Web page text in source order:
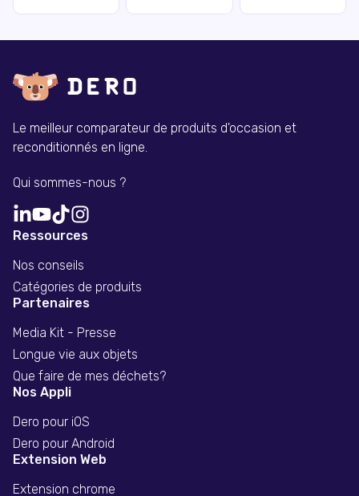
Le meilleur comparateur de produits d'occasion et
reconditionnés en ligne.
Qui sommes-nous ?
Ressources
Nos conseils
Catégories de produits
Partenaires
Media Kit - Presse
Longue vie aux objets
Que faire de mes déchets?
Nos Appli
Dero pour iOS
Dero pour Android
Extension Web
Extension chrome